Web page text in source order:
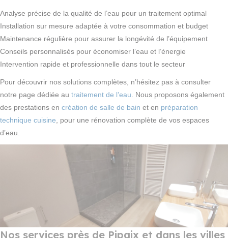
Analyse précise de la qualité de l’eau pour un traitement optimal
Installation sur mesure adaptée à votre consommation et budget
Maintenance régulière pour assurer la longévité de l’équipement
Conseils personnalisés pour économiser l’eau et l’énergie
Intervention rapide et professionnelle dans tout le secteur
Pour découvrir nos solutions complètes, n’hésitez pas à consulter
notre page dédiée au traitement de l’eau . Nous proposons également
des prestations en création de salle de bain et en préparation
technique cuisine , pour une rénovation complète de vos espaces
d’eau.
Nos services près de Pipaix et dans les villes